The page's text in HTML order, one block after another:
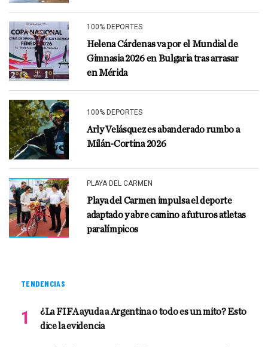
100% DEPORTES
Helena Cárdenas va por el Mundial de
Gimnasia 2026 en Bulgaria tras arrasar
en Mérida
100% DEPORTES
Arly Velásquez es abanderado rumbo a
Milán-Cortina 2026
PLAYA DEL CARMEN
Playa del Carmen impulsa el deporte
adaptado y abre camino a futuros atletas
paralímpicos
TENDENCIAS
¿La FIFA ayuda a Argentina o todo es un mito? Esto
dice la evidencia